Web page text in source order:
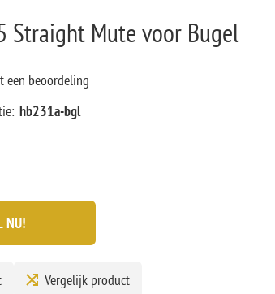
Straight Mute voor Bugel
een beoordeling
hb231a-bgl
NU!
Vergelijk product